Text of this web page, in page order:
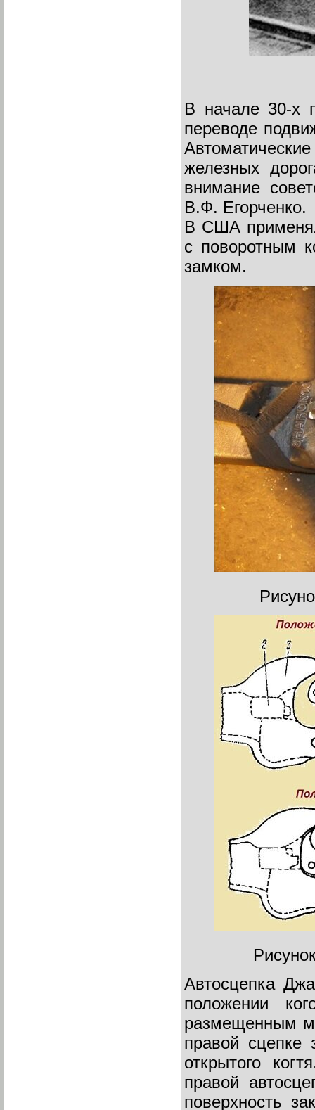
В начале 30-х
переводе
железных
внимание
В.Ф.
В США
с поворотным
замком.
Автосцепка
положении
размещенным
правой сцепке
открытого
правой
поверхность